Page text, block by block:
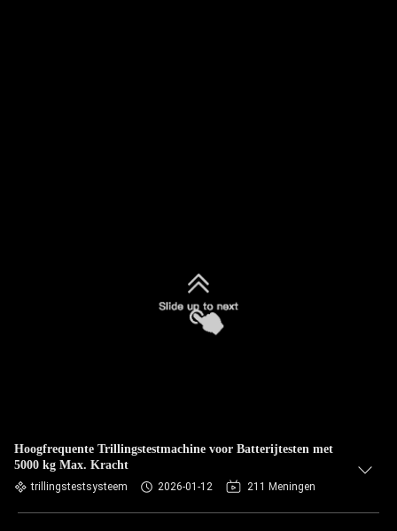
Hoogfrequente Trillingstestmachine voor Batterijtesten met
5000 kg Max. Kracht
trillingstestsysteem 2026-01-12 211 Meningen